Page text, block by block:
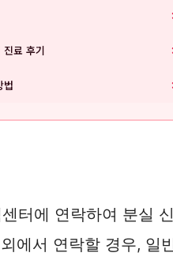
료 후기
법
터에 연락하여 분실
에서 연락할 경우, 일